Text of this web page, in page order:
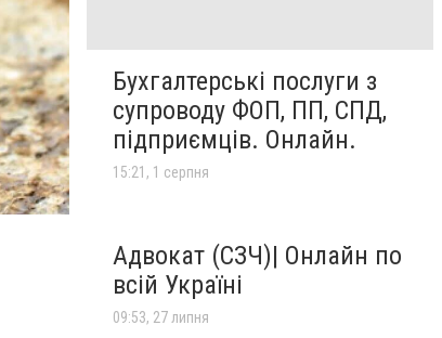
Бухгалтерські послуги з
супроводу ФОП, ПП, СПД,
підприємців. Онлайн.
15:21, 1 серпня
Адвокат (СЗЧ)| Онлайн по
всій Україні
09:53, 27 липня